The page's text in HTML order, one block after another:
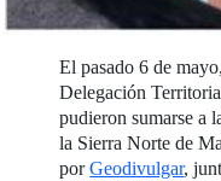
El pasado 6 de
Delegación
pudieron sumarse a
la Sierra Norte de
porGeodivulgar,